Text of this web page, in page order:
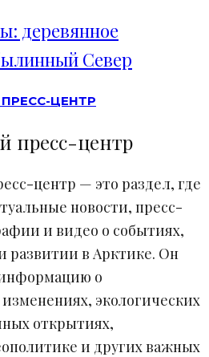
деревянное
Север
ЦЕНТР
пресс-центр
центр — это раздел, где
новости, пресс-
и видео о событиях,
развитии в Арктике. Он
о
экологических
открытиях,
и других важных